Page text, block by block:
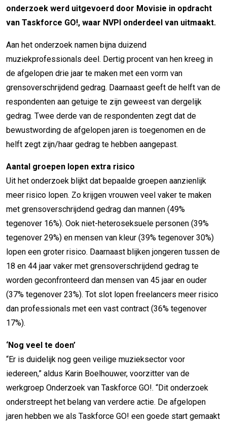
onderzoek werd uitgevoerd door Movisie in opdracht
van Taskforce GO!, waar NVPI onderdeel van uitmaakt.
Aan het onderzoek namen bijna duizend
muziekprofessionals deel. Dertig procent van hen kreeg in
de afgelopen drie jaar te maken met een vorm van
grensoverschrijdend gedrag. Daarnaast geeft de helft van de
respondenten aan getuige te zijn geweest van dergelijk
gedrag. Twee derde van de respondenten zegt dat de
bewustwording de afgelopen jaren is toegenomen en de
helft zegt zijn/haar gedrag te hebben aangepast.
Aantal groepen lopen extra risico
Uit het onderzoek blijkt dat bepaalde groepen aanzienlijk
meer risico lopen. Zo krijgen vrouwen veel vaker te maken
met grensoverschrijdend gedrag dan mannen (49%
tegenover 16%). Ook niet-heteroseksuele personen (39%
tegenover 29%) en mensen van kleur (39% tegenover 30%)
lopen een groter risico. Daarnaast blijken jongeren tussen de
18 en 44 jaar vaker met grensoverschrijdend gedrag te
worden geconfronteerd dan mensen van 45 jaar en ouder
(37% tegenover 23%). Tot slot lopen freelancers meer risico
dan professionals met een vast contract (36% tegenover
17%).
‘Nog veel te doen’
“Er is duidelijk nog geen veilige muzieksector voor
iedereen,” aldus Karin Boelhouwer, voorzitter van de
werkgroep Onderzoek van Taskforce GO!. “Dit onderzoek
onderstreept het belang van verdere actie. De afgelopen
jaren hebben we als Taskforce GO! een goede start gemaakt